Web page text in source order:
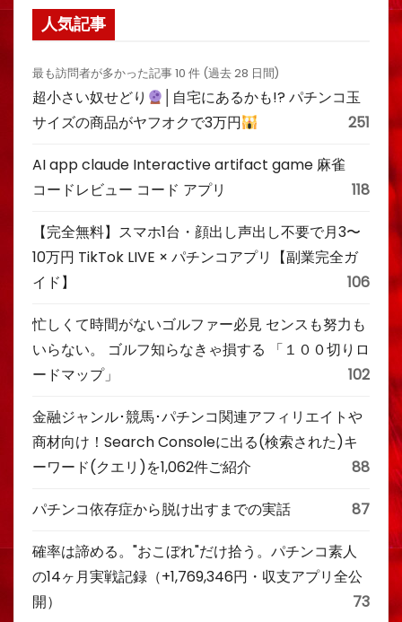
人気記事
最も訪問者が多かった記事 10 件 (過去 28 日間)
超小さい奴せどり
│自宅にあるかも!? パチンコ玉
サイズの商品がヤフオクで3万円
251
AI app claude Interactive artifact game 麻雀
コードレビュー コード アプリ
118
【完全無料】スマホ1台・顔出し声出し不要で月3〜
10万円 TikTok LIVE × パチンコアプリ【副業完全ガ
イド】
106
忙しくて時間がないゴルファー必見 センスも努力も
いらない。 ゴルフ知らなきゃ損する 「１００切りロ
ードマップ」
102
金融ジャンル･競馬･パチンコ関連アフィリエイトや
商材向け！Search Consoleに出る(検索された)キ
ーワード(クエリ)を1,062件ご紹介
88
パチンコ依存症から脱け出すまでの実話 87
確率は諦める。"おこぼれ"だけ拾う。パチンコ素人
の14ヶ月実戦記録（+1,769,346円・収支アプリ全公
開）
73